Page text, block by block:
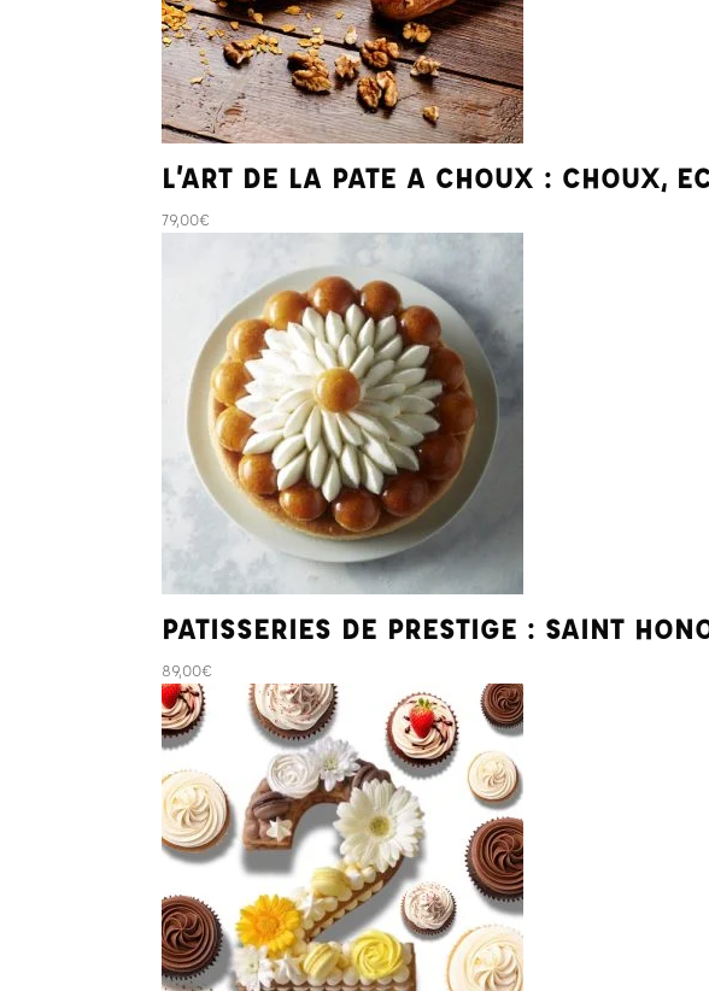
L’ART DE LA PATE A CHOUX : CHOUX,
79,00€
PATISSERIES DE PRESTIGE : SAINT
89,00€